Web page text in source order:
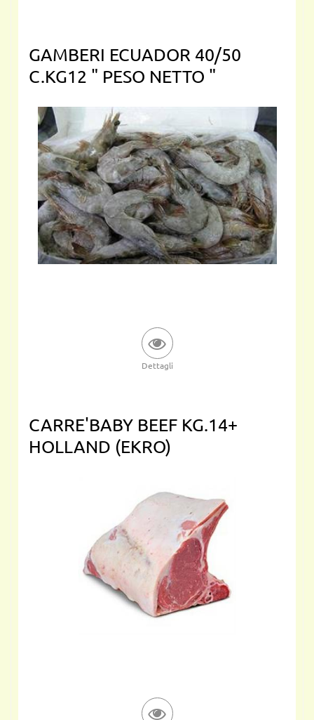
GAMBERI ECUADOR 40/50
C.KG12 " PESO NETTO "
Dettagli
CARRE'BABY BEEF KG.14+
HOLLAND (EKRO)